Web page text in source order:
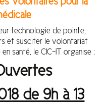
technologie de pointe,
et susciter le volontariat
santé, le CIC-IT organise :
de 9h à 13